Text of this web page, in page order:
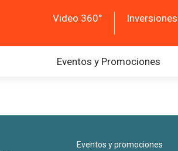
Video 360° Inversiones
Eventos y Promociones
Eventos y promociones